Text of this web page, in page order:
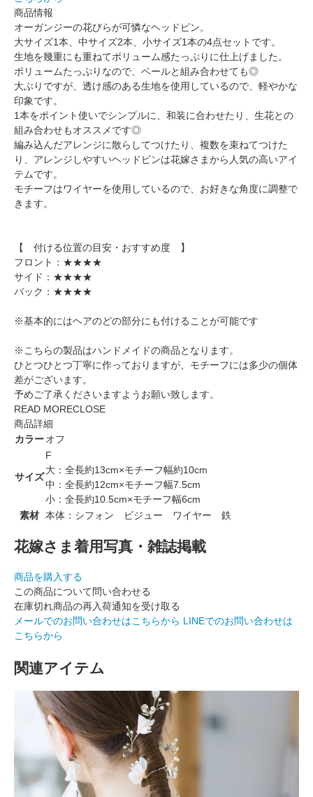
商品情報
オーガンジーの花びらが可憐なヘッドピン。
大サイズ1本、中サイズ2本、小サイズ1本の4点セットです。
生地を幾重にも重ねてボリューム感たっぷりに仕上げました。
ボリュームたっぷりなので、ベールと組み合わせても◎
大ぶりですが、透け感のある生地を使用しているので、軽やかな
印象です。
1本をポイント使いでシンプルに、和装に合わせたり、生花との
組み合わせもオススメです◎
編み込んだアレンジに散らしてつけたり、複数を束ねてつけた
り、アレンジしやすいヘッドピンは花嫁さまから人気の高いアイ
テムです。
モチーフはワイヤーを使用しているので、お好きな角度に調整で
きます。
【 付ける位置の目安・おすすめ度 】
フロント：★★★★
サイド：★★★★
バック：★★★★
※基本的にはヘアのどの部分にも付けることが可能です
※こちらの製品はハンドメイドの商品となります。
ひとつひとつ丁寧に作っておりますが、モチーフには多少の個体
差がございます。
予めご了承くださいますようお願い致します。
READ MORECLOSE
商品詳細
カラーオフ
サイズ
F
大：全長約13cm×モチーフ幅約10cm
中：全長約12cm×モチーフ幅7.5cm
小：全長約10.5cm×モチーフ幅6cm
素材 本体：シフォン ビジュー ワイヤー 鉄
花嫁さま着用写真・雑誌掲載
商品を購入する
この商品について問い合わせる
在庫切れ商品の再入荷通知を受け取る
メールでのお問い合わせはこちらから LINEでのお問い合わせは
こちらから
関連アイテム